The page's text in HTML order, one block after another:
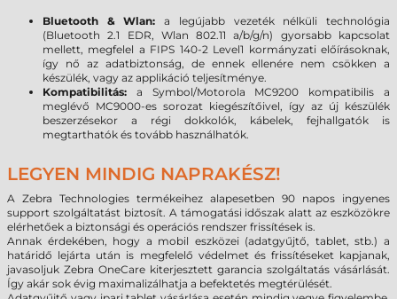
Bluetooth & Wlan: a legújabb vezeték nélküli technológia
(Bluetooth 2.1 EDR, Wlan 802.11 a/b/g/n) gyorsabb kapcsolat
mellett, megfelel a FIPS 140-2 Level1 kormányzati előírásoknak,
így nő az adatbiztonság, de ennek ellenére nem csökken a
készülék, vagy az applikáció teljesítménye.
Kompatibilitás: a Symbol/Motorola MC9200 kompatibilis a
meglévő MC9000-es sorozat kiegészítőivel, így az új készülék
beszerzésekor a régi dokkolók, kábelek, fejhallgatók is
megtarthatók és tovább használhatók.
LEGYEN MINDIG NAPRAKÉSZ!
A Zebra Technologies termékeihez alapesetben 90 napos ingyenes
support szolgáltatást biztosít. A támogatási időszak alatt az eszközökre
elérhetőek a biztonsági és operációs rendszer frissítések is.
Annak érdekében, hogy a mobil eszközei (adatgyűjtő, tablet, stb.) a
határidő lejárta után is megfelelő védelmet és frissítéseket kapjanak,
javasoljuk Zebra OneCare kiterjesztett garancia szolgáltatás vásárlását.
Így akár sok évig maximalizálhatja a befektetés megtérülését.